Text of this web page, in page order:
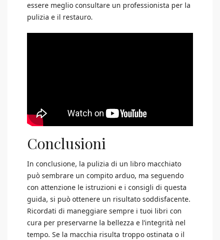
essere meglio consultare un professionista per la
pulizia e il restauro.
Conclusioni
In conclusione, la pulizia di un libro macchiato
può sembrare un compito arduo, ma seguendo
con attenzione le istruzioni e i consigli di questa
guida, si può ottenere un risultato soddisfacente.
Ricordati di maneggiare sempre i tuoi libri con
cura per preservarne la bellezza e l’integrità nel
tempo. Se la macchia risulta troppo ostinata o il